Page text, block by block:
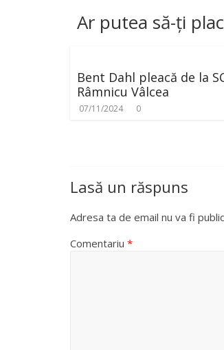
Ar putea să-ți
Bent Dahl pleacă de la
Râmnicu Vâlcea
07/11/2024 0
Lasă un răspuns
Adresa ta de email nu va fi
Comentariu *